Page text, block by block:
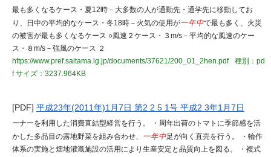
最も多くなるケース・夏12時－大多数の人が通勤先・通学先に移動してお
り、日中の平均的なケース・冬18時－火気の使用が一年中で最も多く、火災
の被害が最も多くなるケース ○風速２ケース・３m/s－平均的な風速のケー
ス・８m/s－強風のケース ２
https://www.pref.saitama.lg.jp/documents/37621/200_01_2hen.pdf
種別：pd
fサイズ：3237.964KB
[PDF] 平成23年(2011年)1月7日 第2 2 5 1号 平成2 3年1月7日
ーナーを利用した消費直結型経営を行う。 ・周年出荷のトマトに季節感を活
かした多品目の露地野菜を組み合わせ、 一年中足が向く直売を行う。 ・輪作
体系の実施と畑地灌漑施設の活用により生産安定と品質向上を図る。 ・複式